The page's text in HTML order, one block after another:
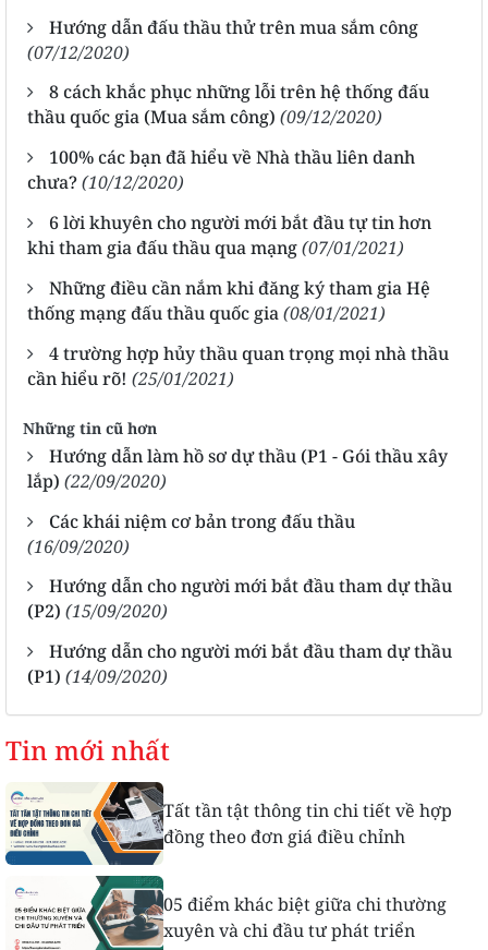
Hướng dẫn đấu thầu thử trên mua sắm công
(07/12/2020)
8 cách khắc phục những lỗi trên hệ thống đấu
thầu quốc gia (Mua sắm công) (09/12/2020)
100% các bạn đã hiểu về Nhà thầu liên danh
chưa?(10/12/2020)
6 lời khuyên cho người mới bắt đầu tự tin hơn
khi tham gia đấu thầu qua mạng(07/01/2021)
Những điều cần nắm khi đăng ký tham gia Hệ
thống mạng đấu thầu quốc gia(08/01/2021)
4 trường hợp hủy thầu quan trọng mọi nhà thầu
cần hiểu rõ! (25/01/2021)
Những tin cũ hơn
Hướng dẫn làm hồ sơ dự thầu (P1 - Gói thầu xây
lắp) (22/09/2020)
Các khái niệm cơ bản trong đấu thầu
(16/09/2020)
Hướng dẫn cho người mới bắt đầu tham dự thầu
(P2) (15/09/2020)
Hướng dẫn cho người mới bắt đầu tham dự thầu
(P1) (14/09/2020)
Tin mới nhất
Tất tần tật thông tin chi tiết về hợp
đồng theo đơn giá điều chỉnh
05 điểm khác biệt giữa chi thường
xuyên và chi đầu tư phát triển